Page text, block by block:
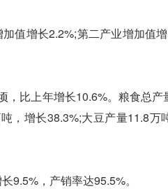
值增长2.2%;第二产业增加值
比上年增长10.6%。粮食总产
，增长38.3%;大豆产量11.8万
，产销率达95.5%。